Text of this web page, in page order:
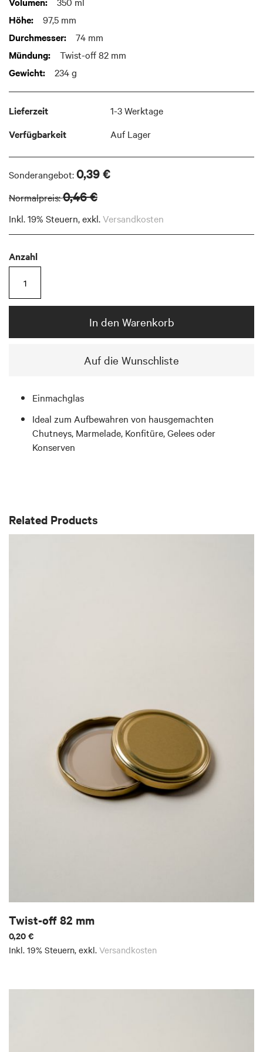
images
gallery
Informationen97,5 mm
74 mm
Twist-off 82 mm
234 g
Lieferzeit
1-3 Werktage
Verfügbarkeit
Auf Lager
Sonderangebot 0,39 €
Normalpreis 0,46 €
Inkl. 19% Steuern,exkl.Versandkosten
Anzahl
In den Warenkorb
Auf die Wunschliste
Einmachglas
Ideal zum Aufbewahren von hausgemachten
Chutneys, Marmelade, Konfitüre, Gelees oder
Konserven
Related Products
Twist-off 82 mm
0,20 €
Inkl. 19% Steuern, exkl. Versandkosten